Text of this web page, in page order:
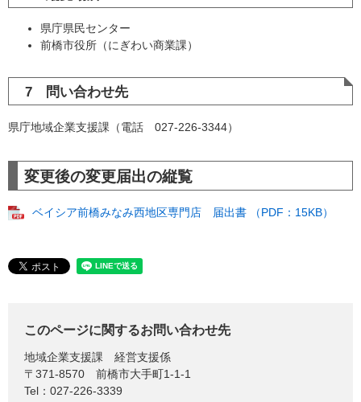
県庁県民センター
前橋市役所（にぎわい商業課）
7 問い合わせ先
県庁地域企業支援課（電話 027-226-3344）
変更後の変更届出の縦覧
ベイシア前橋みなみ西地区専門店 届出書 （PDF：15KB）
このページに関するお問い合わせ先
地域企業支援課
経営支援係
〒371-8570
前橋市大手町1-1-1
Tel：027-226-3339